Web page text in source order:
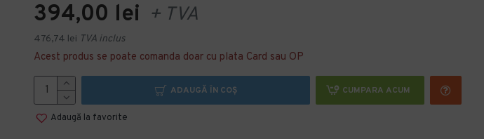
394,00 lei + TVA
476,74 lei TVA inclus
Acest produs se poate comanda doar cu plata Card sau OP
ADAUGĂ ÎN COŞ CUMPARA ACUM
Adaugă la favorite